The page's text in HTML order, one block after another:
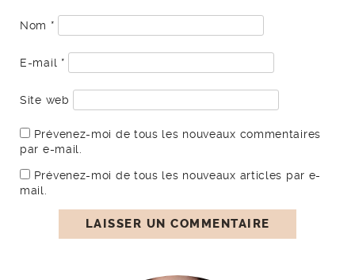
Nom *
E-mail *
Site web
Prévenez-moi de tous les nouveaux commentaires
par e-mail.
Prévenez-moi de tous les nouveaux articles par e-
mail.